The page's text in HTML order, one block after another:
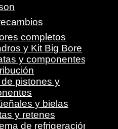
completos
y Kit Big Bore
y componentes
de pistones y
y bielas
y retenes
de refrigeración